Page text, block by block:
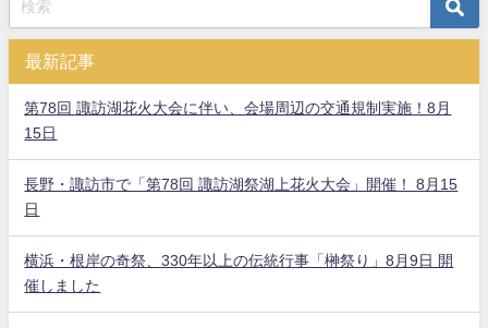
最新記事
第78回 諏訪湖花火大会に伴い、会場周辺の交通規制実施！8月
15日
長野・諏訪市で「第78回 諏訪湖祭湖上花火大会」開催！ 8月15
日
横浜・根岸の奇祭、330年以上の伝統行事「榊祭り」8月9日 開
催しました